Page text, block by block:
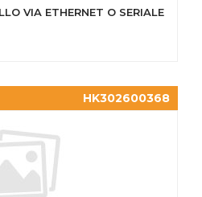
VIA ETHERNET O SERIALE
HK302600368